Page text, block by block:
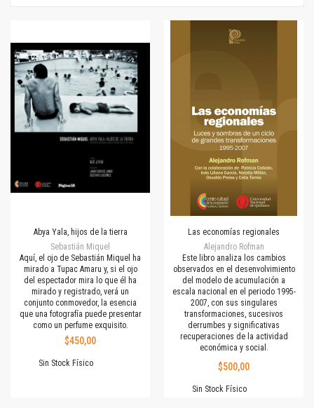
Abya Yala, hijos de la tierra
Sebastián Miquel
Aquí, el ojo de Sebastián Miquel ha
mirado a Tupac Amaru y, si el ojo
del espectador mira lo que él ha
mirado y registrado, verá un
conjunto conmovedor, la esencia
que una fotografía puede presentar
como un perfume exquisito.
$450,00
Sin Stock Físico
Las economías regionales
Alejandro Rofman
Este libro analiza los cambios
observados en el desenvolvimiento
del modelo de acumulación a
escala nacional en el periodo 1995-
2007, con sus singulares
transformaciones, sucesivos
derrumbes y significativas
recuperaciones de la actividad
económica y social.
$500,00
Sin Stock Físico